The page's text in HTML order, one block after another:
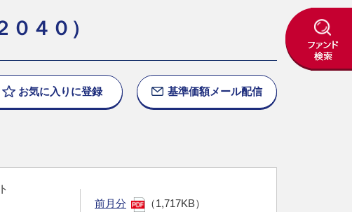
４０）
お気に入りに登録 基準価額メール配信
前月分
（1,717KB）